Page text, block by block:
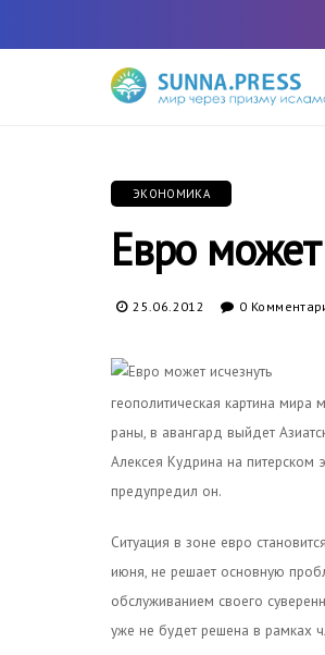
ЭКОНОМИКА
Евро
25.06.2012 0
геополитическая картина
раны, в авангард выйдет
Алексея Кудрина на питерском
предупредил он.
Ситуация в зоне евро
июня, не решает основную
обслуживанием своего
уже не будет решена в рамках